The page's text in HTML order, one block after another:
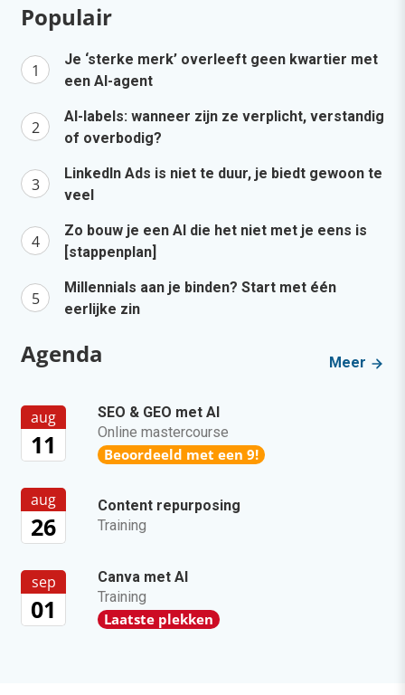
Populair
Je ‘sterke merk’ overleeft geen kwartier met
een AI-agent
AI-labels: wanneer zijn ze verplicht, verstandig
of overbodig?
LinkedIn Ads is niet te duur, je biedt gewoon te
veel
Zo bouw je een AI die het niet met je eens is
[stappenplan]
Millennials aan je binden? Start met één
eerlijke zin
Agenda Meer
aug
11
SEO & GEO met AI
Online mastercourse
Beoordeeld met een 9!
aug
26
Content repurposing
Training
sep
01
Canva met AI
Training
Laatste plekken